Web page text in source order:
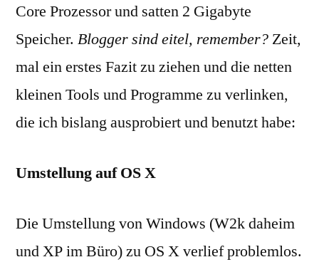
Core Prozessor und satten 2 Gigabyte
Speicher. Blogger sind eitel, remember? Zeit,
mal ein erstes Fazit zu ziehen und die netten
kleinen Tools und Programme zu verlinken,
die ich bislang ausprobiert und benutzt habe:
Umstellung auf OS X
Die Umstellung von Windows (W2k daheim
und XP im Büro) zu OS X verlief problemlos.